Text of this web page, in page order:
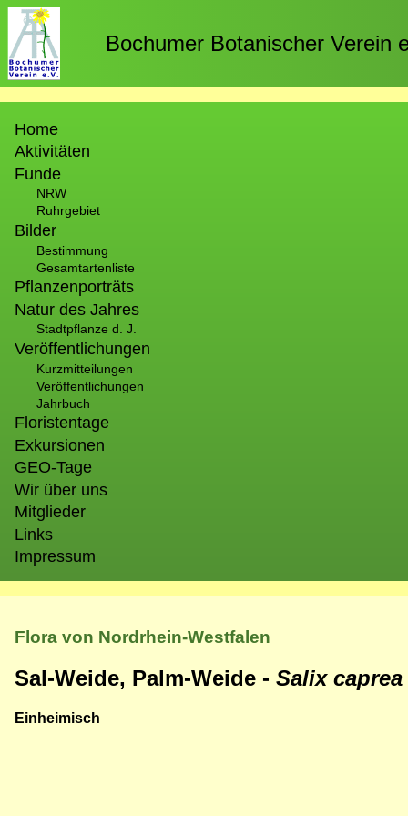
Direkt
zum
Inhalt
Bochumer Botanischer Verein
Home
Aktivitäten
Funde
NRW
Ruhrgebiet
Bilder
Bestimmung
Gesamtartenliste
Pflanzenporträts
Natur des Jahres
Stadtpflanze d. J.
Veröffentlichungen
Kurzmitteilungen
Veröffentlichungen
Jahrbuch
Floristentage
Exkursionen
GEO-Tage
Wir über uns
Mitglieder
Links
Impressum
Flora von Nordrhein-Westfalen
Sal-Weide, Palm-Weide - Salix caprea
Einheimisch